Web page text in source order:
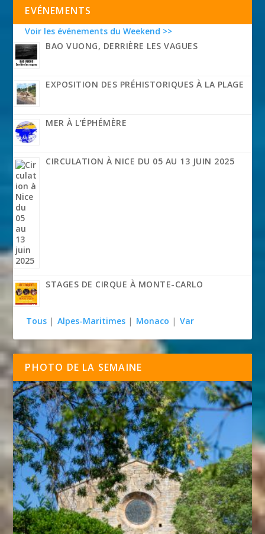
EVÉNEMENTS
Voir les événements du Weekend >>
BAO VUONG, DERRIÈRE LES VAGUES
EXPOSITION DES PRÉHISTORIQUES À LA PLAGE
MER À L’ÉPHÉMÈRE
CIRCULATION À NICE DU 05 AU 13 JUIN 2025
STAGES DE CIRQUE À MONTE-CARLO
Tous | Alpes-Maritimes | Monaco | Var
PHOTO DE LA SEMAINE